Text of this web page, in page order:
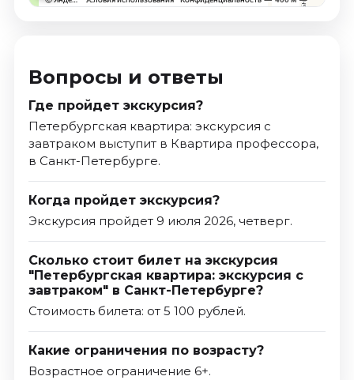
Вопросы и ответы
Где пройдет экскурсия?
Петербургская квартира: экскурсия с
завтраком выступит в Квартира профессора,
в Санкт-Петербурге.
Когда пройдет экскурсия?
Экскурсия пройдет 9 июля 2026, четверг.
Сколько стоит билет на экскурсия
"Петербургская квартира: экскурсия с
завтраком" в Санкт-Петербурге?
Стоимость билета: от 5 100 рублей.
Какие ограничения по возрасту?
Возрастное ограничение 6+.